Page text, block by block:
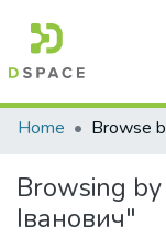
Communities &
Home Browse
Browsing
Іванович"